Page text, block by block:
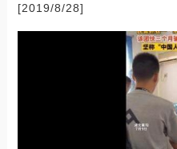
[2019/8/28]